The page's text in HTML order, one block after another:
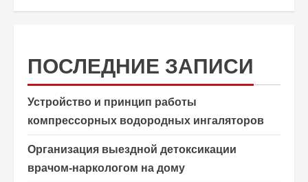
ПОСЛЕДНИЕ ЗАПИСИ
Устройство и принцип работы
компрессорных водородных ингаляторов
Организация выездной детоксикации
врачом-наркологом на дому